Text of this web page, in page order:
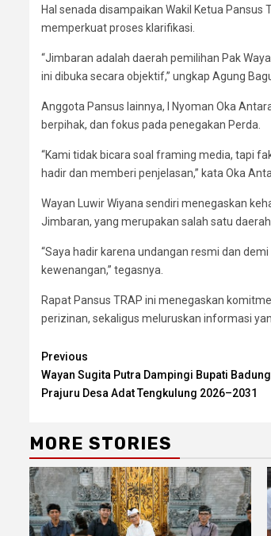
Hal senada disampaikan Wakil Ketua Pansus
memperkuat proses klarifikasi.
“Jimbaran adalah daerah pemilihan Pak
ini dibuka secara objektif,” ungkap Agung
Anggota Pansus lainnya, I Nyoman Oka
berpihak, dan fokus pada penegakan Perda.
“Kami tidak bicara soal framing media, tapi
hadir dan memberi penjelasan,” kata Oka
Wayan Luwir Wiyana sendiri menegaskan
Jimbaran, yang merupakan salah satu
“Saya hadir karena undangan resmi dan
kewenangan,” tegasnya.
Rapat Pansus TRAP ini menegaskan
perizinan, sekaligus meluruskan informasi
Continue
Reading
Previous
Wayan Sugita Putra Dampingi Bupati
Prajuru Desa Adat Tengkulung 2026–2031
MORE STORIES